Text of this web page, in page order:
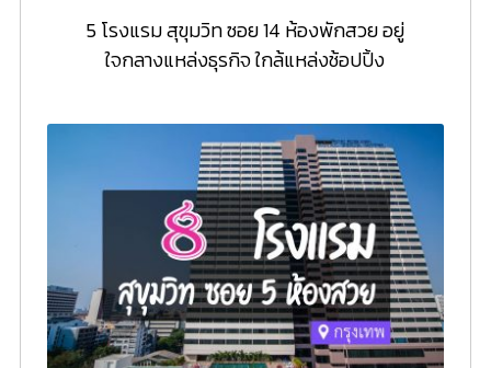
5 โรงแรม สุขุมวิท ซอย 14 ห้องพักสวย อยู่
ใจกลางแหล่งธุรกิจ ใกล้แหล่งช้อปปิ้ง